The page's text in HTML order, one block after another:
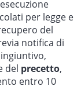
per legge e
del
notifica di
del precetto,
entro 10